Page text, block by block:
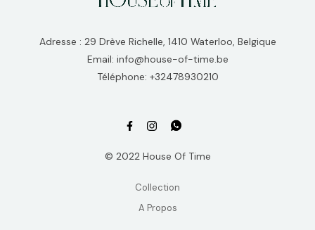
Adresse : 29 Drève Richelle, 1410 Waterloo, Belgique
Email: info@house-of-time.be
Téléphone: +32478930210
© 2022 House Of Time
Collection
A Propos